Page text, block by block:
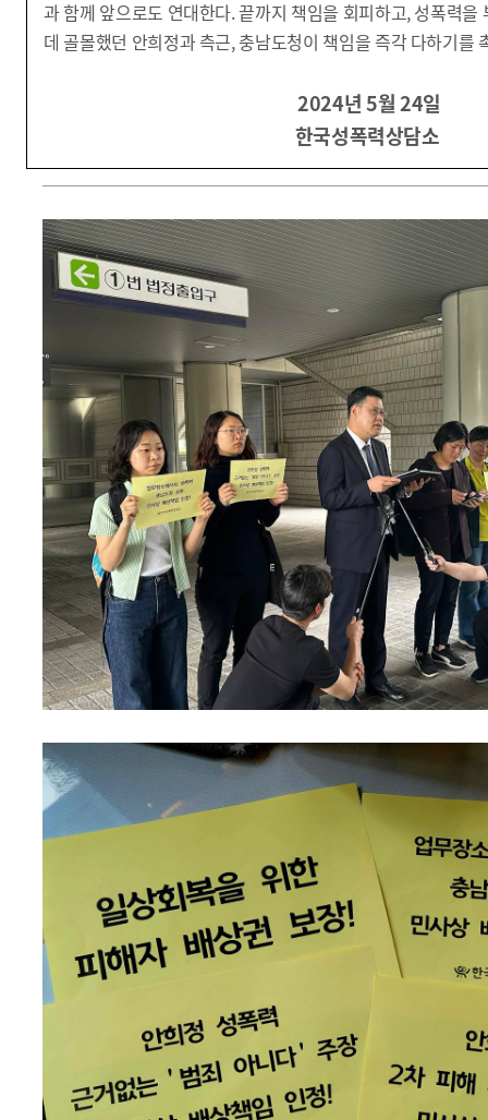
과 함께 앞으로도 연대한다. 끝까지 책임을 회피하고, 성폭력을
데 골몰했던 안희정과 측근, 충남도청이 책임을 즉각 다하기를
2024년 5월 24일
한국성폭력상담소